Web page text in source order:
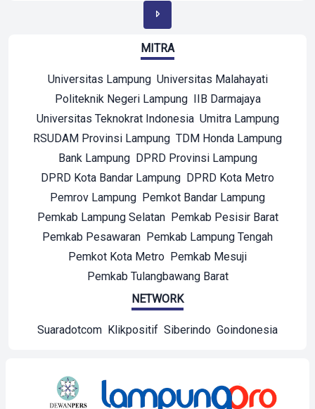
MITRA
Universitas Lampung Universitas Malahayati
Politeknik Negeri Lampung IIB Darmajaya
Universitas Teknokrat Indonesia Umitra Lampung
RSUDAM Provinsi Lampung TDM Honda Lampung
Bank Lampung DPRD Provinsi Lampung
DPRD Kota Bandar Lampung DPRD Kota Metro
Pemrov Lampung Pemkot Bandar Lampung
Pemkab Lampung Selatan Pemkab Pesisir Barat
Pemkab Pesawaran Pemkab Lampung Tengah
Pemkot Kota Metro Pemkab Mesuji
Pemkab Tulangbawang Barat
NETWORK
Suaradotcom Klikpositif Siberindo Goindonesia